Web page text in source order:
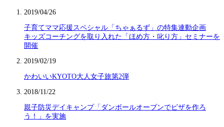
2019/04/26
子育てママ応援スペシャル「ちゃぁるず」の特集連動企画
キッズコーチングを取り入れた「ほめ方・叱り方」セミナーを
開催
2019/02/19
かわいいKYOTO大人女子旅第2弾
2018/11/22
親子防災デイキャンプ「ダンボールオーブンでピザを作ろ
う！」を実施